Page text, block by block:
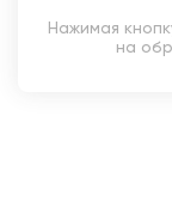
Нажимая
на